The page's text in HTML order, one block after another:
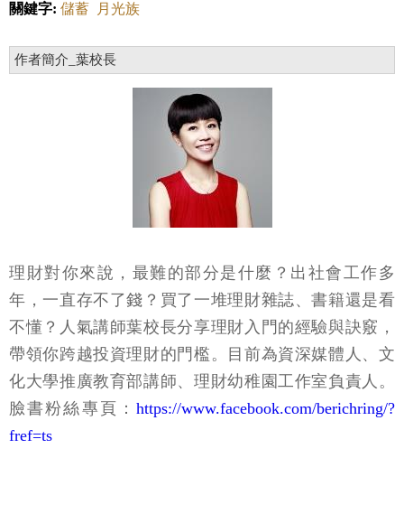
關鍵字: 儲蓄 月光族
作者簡介_葉校長
理財對你來說，最難的部分是什麼？出社會工作多
年，一直存不了錢？買了一堆理財雜誌、書籍還是看
不懂？人氣講師葉校長分享理財入門的經驗與訣竅，
帶領你跨越投資理財的門檻。目前為資深媒體人、文
化大學推廣教育部講師、理財幼稚園工作室負責人。
臉書粉絲專頁： https://www.facebook.com/berichring/?
fref=ts